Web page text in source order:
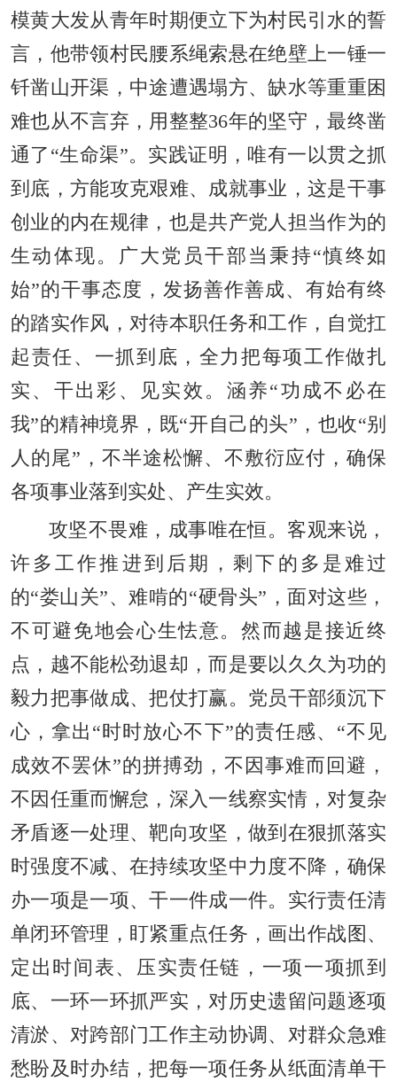
模黄大发从青年时期便立下为村民引水的誓
言，他带领村民腰系绳索悬在绝壁上一锤一
钎凿山开渠，中途遭遇塌方、缺水等重重困
难也从不言弃，用整整36年的坚守，最终凿
通了“生命渠”。实践证明，唯有一以贯之抓
到底，方能攻克艰难、成就事业，这是干事
创业的内在规律，也是共产党人担当作为的
生动体现。广大党员干部当秉持“慎终如
始”的干事态度，发扬善作善成、有始有终
的踏实作风，对待本职任务和工作，自觉扛
起责任、一抓到底，全力把每项工作做扎
实、干出彩、见实效。涵养“功成不必在
我”的精神境界，既“开自己的头”，也收“别
人的尾”，不半途松懈、不敷衍应付，确保
各项事业落到实处、产生实效。
攻坚不畏难，成事唯在恒。客观来说，
许多工作推进到后期，剩下的多是难过
的“娄山关”、难啃的“硬骨头”，面对这些，
不可避免地会心生怯意。然而越是接近终
点，越不能松劲退却，而是要以久久为功的
毅力把事做成、把仗打赢。党员干部须沉下
心，拿出“时时放心不下”的责任感、“不见
成效不罢休”的拼搏劲，不因事难而回避，
不因任重而懈怠，深入一线察实情，对复杂
矛盾逐一处理、靶向攻坚，做到在狠抓落实
时强度不减、在持续攻坚中力度不降，确保
办一项是一项、干一件成一件。实行责任清
单闭环管理，盯紧重点任务，画出作战图、
定出时间表、压实责任链，一项一项抓到
底、一环一环抓严实，对历史遗留问题逐项
清淤、对跨部门工作主动协调、对群众急难
愁盼及时办结，把每一项任务从纸面清单干